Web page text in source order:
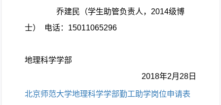
乔建民（学生助管负责人， 2014级博
士）
电话： 15011065296
地理科学学部
2018年2月 28 日
北京师范大学地理科学学部勤工助学岗位申请表